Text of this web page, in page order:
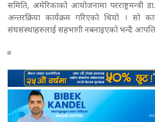
समिति, अमेरिकाको आयोजनामा परराष्ट्रमन्त्री
अन्तरक्रिया कार्यक्रम गरिएको थियो । सो
संघसंस्थाहरुलाई सहभागी नबनाइएको भन्दै